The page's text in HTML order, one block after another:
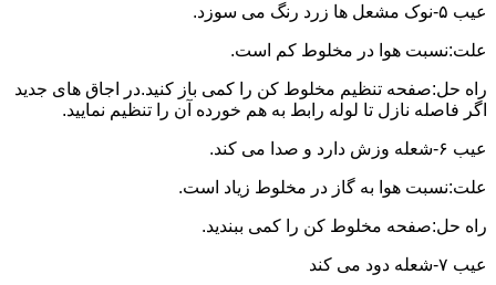
عیب ۵-نوک مشعل ها زرد رنگ می سوزد.
علت:نسبت هوا در مخلوط کم است.
راه حل:صفحه تنظیم مخلوط کن را کمی باز کنید.در اجاق های جدید
اگر فاصله نازل تا لوله رابط به هم خورده آن را تنظیم نمایید.
عیب ۶-شعله وزش دارد و صدا می کند.
علت:نسبت هوا به گاز در مخلوط زیاد است.
راه حل:صفحه مخلوط کن را کمی ببندید.
عیب ۷-شعله دود می کند